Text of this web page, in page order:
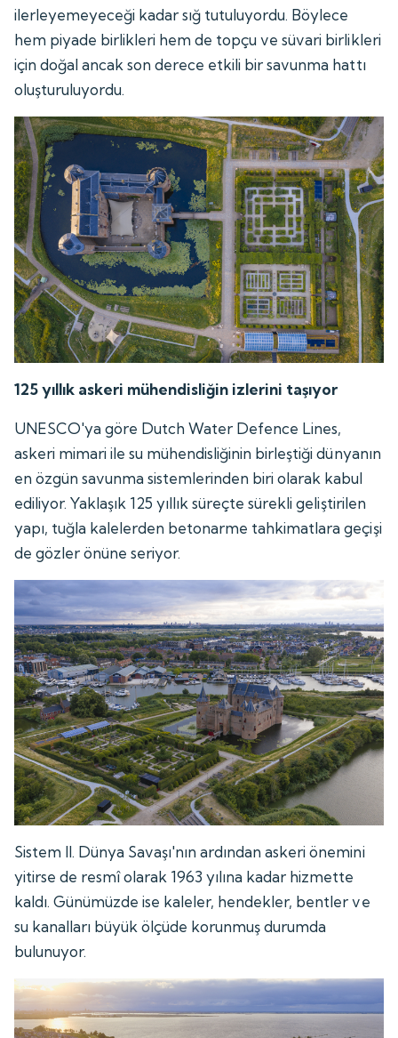
ilerleyemeyeceği kadar sığ tutuluyordu. Böylece
hem piyade birlikleri hem de topçu ve süvari birlikleri
için doğal ancak son derece etkili bir savunma hattı
oluşturuluyordu.
125 yıllık askeri mühendisliğin izlerini taşıyor
UNESCO'ya göre Dutch Water Defence Lines,
askeri mimari ile su mühendisliğinin birleştiği dünyanın
en özgün savunma sistemlerinden biri olarak kabul
ediliyor. Yaklaşık 125 yıllık süreçte sürekli geliştirilen
yapı, tuğla kalelerden betonarme tahkimatlara geçişi
de gözler önüne seriyor.
Sistem II. Dünya Savaşı'nın ardından askeri önemini
yitirse de resmî olarak 1963 yılına kadar hizmette
kaldı. Günümüzde ise kaleler, hendekler, bentler ve
su kanalları büyük ölçüde korunmuş durumda
bulunuyor.